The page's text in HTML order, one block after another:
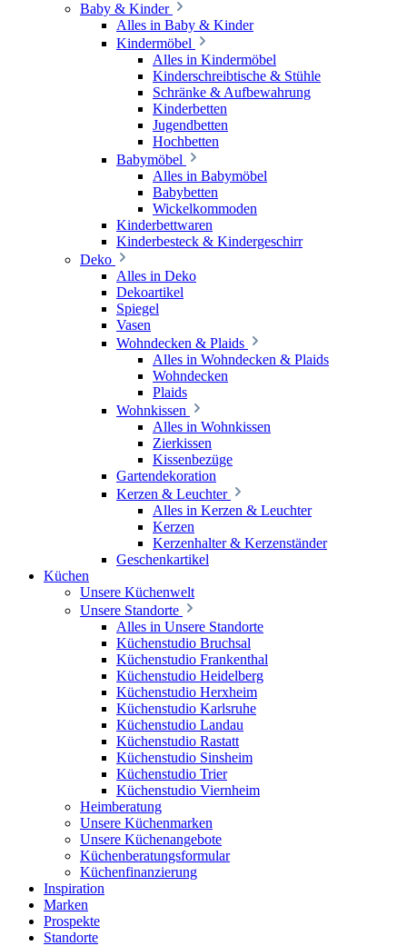
Baby & Kinder
Alles in Baby & Kinder
Kindermöbel
Alles in Kindermöbel
Kinderschreibtische & Stühle
Schränke & Aufbewahrung
Kinderbetten
Jugendbetten
Hochbetten
Babymöbel
Alles in Babymöbel
Babybetten
Wickelkommoden
Kinderbettwaren
Kinderbesteck & Kindergeschirr
Deko
Alles in Deko
Dekoartikel
Spiegel
Vasen
Wohndecken & Plaids
Alles in Wohndecken & Plaids
Wohndecken
Plaids
Wohnkissen
Alles in Wohnkissen
Zierkissen
Kissenbezüge
Gartendekoration
Kerzen & Leuchter
Alles in Kerzen & Leuchter
Kerzen
Kerzenhalter & Kerzenständer
Geschenkartikel
Küchen
Unsere Küchenwelt
Unsere Standorte
Alles in Unsere Standorte
Küchenstudio Bruchsal
Küchenstudio Frankenthal
Küchenstudio Heidelberg
Küchenstudio Herxheim
Küchenstudio Karlsruhe
Küchenstudio Landau
Küchenstudio Rastatt
Küchenstudio Sinsheim
Küchenstudio Trier
Küchenstudio Viernheim
Heimberatung
Unsere Küchenmarken
Unsere Küchenangebote
Küchenberatungsformular
Küchenfinanzierung
Inspiration
Marken
Prospekte
Standorte